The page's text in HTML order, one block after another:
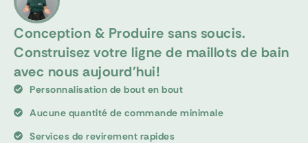
Conception & Produire sans soucis.
Construisez votre ligne de maillots de bain
avec nous aujourd'hui!
Personnalisation de bout en bout
Aucune quantité de commande minimale
Services de revirement rapides